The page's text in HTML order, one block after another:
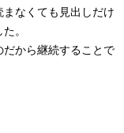
なくても見出しだけ
。
から継続することで